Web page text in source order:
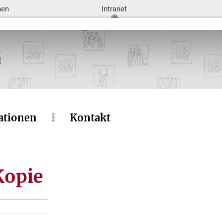
Intranet
Kontakt